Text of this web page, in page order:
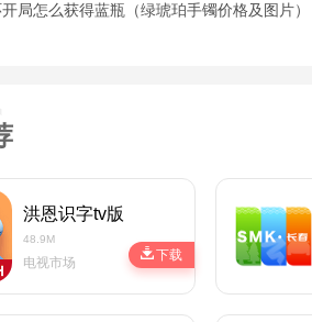
局怎么获得蓝瓶（绿琥珀手镯价格及图片）
洪恩识字tv版
48.9M
电视市场 下载